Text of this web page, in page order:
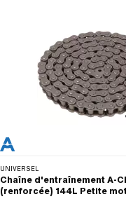
UNIVERSEL
Chaîne d'entraînement A-
(renforcée) 144L Petite